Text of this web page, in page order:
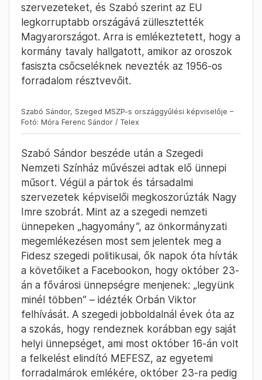
szervezeteket, és Szabó szerint az EU
legkorruptabb országává züllesztették
Magyarországot. Arra is emlékeztetett, hogy a
kormány tavaly hallgatott, amikor az oroszok
fasiszta csőcseléknek nevezték az 1956-os
forradalom résztvevőit.
Szabó Sándor, Szeged MSZP-s országgyűlési képviselője –
Fotó: Móra Ferenc Sándor / Telex
Szabó Sándor beszéde után a Szegedi
Nemzeti Színház művészei adtak elő ünnepi
műsort. Végül a pártok és társadalmi
szervezetek képviselői megkoszorúzták Nagy
Imre szobrát. Mint az a szegedi nemzeti
ünnepeken „hagyomány”, az önkormányzati
megemlékezésen most sem jelentek meg a
Fidesz szegedi politikusai, ők napok óta hívták
a követőiket a Facebookon, hogy október 23-
án a fővárosi ünnepségre menjenek: „legyünk
minél többen” – idézték Orbán Viktor
felhívását. A szegedi jobboldalnál évek óta az
a szokás, hogy rendeznek korábban egy saját
helyi ünnepséget, ami most október 16-án volt
a felkelést elindító MEFESZ, az egyetemi
forradalmárok emlékére, október 23-ra pedig